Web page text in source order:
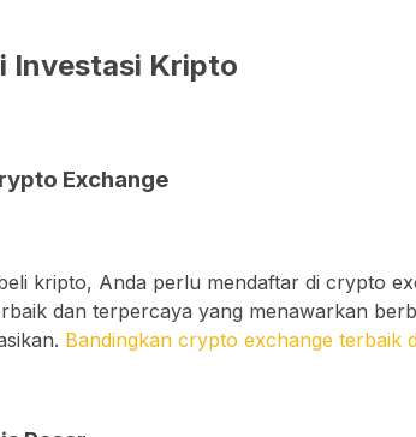
Investasi Kripto
Exchange
kripto, Anda perlu mendaftar di crypto
dan terpercaya yang menawarkan
Bandingkan crypto exchange terbaik